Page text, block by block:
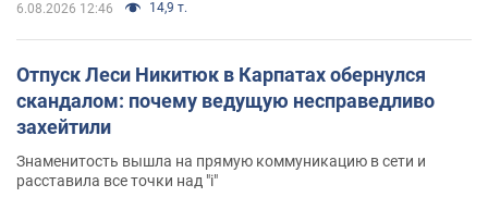
6.08.2026 12:46 14,9 т.
Отпуск Леси Никитюк в Карпатах обернулся
скандалом: почему ведущую несправедливо
захейтили
Знаменитость вышла на прямую коммуникацию в сети и
расставила все точки над "i"